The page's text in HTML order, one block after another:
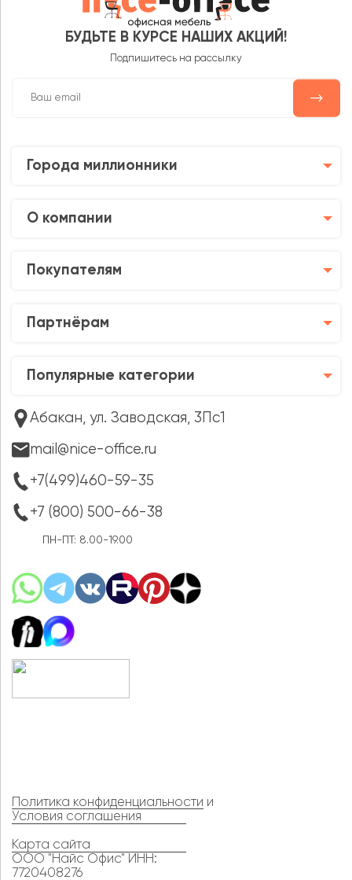
БУДЬТЕ В КУРСЕ НАШИХ АКЦИЙ!
Подпишитесь на рассылку
Города миллионники
О компании
Покупателям
Партнёрам
Популярные категории
Абакан, ул. Заводская, 3Пс1
mail@nice-office.ru
+7(499)460-59-35
+7 (800) 500-66-38
ПН-ПТ: 8.00-19.00
Политика конфиденциальности и
Условия соглашения
Карта сайта
ООО "Найс Офис" ИНН:
7720408276